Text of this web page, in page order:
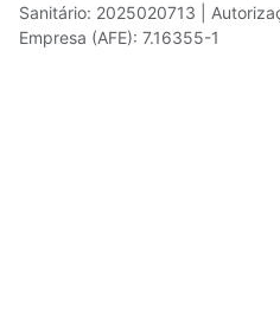
Sanitário: 2025020713 |
Empresa (AFE): 7.16355-1